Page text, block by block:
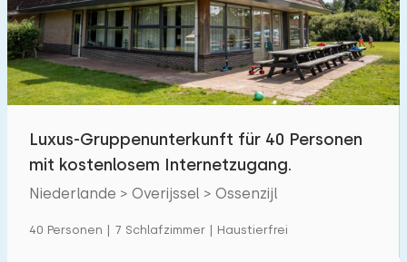
Schwimmbad 0
Eingezäunter Garten 10
Haustierfrei 22
Ladestation Auto
Luxus-Gruppenunterkunft für 40 Personen
mit kostenlosem Internetzugang.
Niederlande > Overijssel > Ossenzijl
40 Personen | 7 Schlafzimmer | Haustierfrei